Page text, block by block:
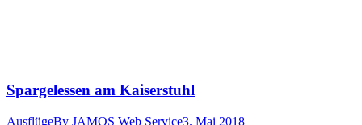
Spargelessen am Kaiserstuhl
AusflügeBy JAMOS Web Service3. Mai 2018